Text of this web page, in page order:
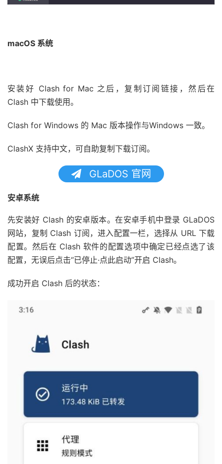
macOS 系统
安装好 Clash for Mac 之后，复制订阅链接，然后在
Clash 中下载使用。
Clash for Windows 的 Mac 版本操作与Windows 一致。
ClashX 支持中文，可自助复制下载订阅。
GLaDOS 官网
安卓系统
先安装好 Clash 的安卓版本。在安卓手机中登录 GLaDOS
网站，复制 Clash 订阅，进入配置一栏，选择从 URL 下载
配置。然后在 Clash 软件的配置选项中确定已经点选了该
配置，无误后点击“已停止·点此启动”开启 Clash。
成功开启 Clash 后的状态：